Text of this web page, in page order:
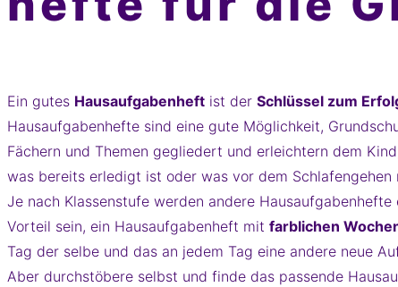
Ein gutes Hausaufgabenheft ist der Schlüssel zum
Hausaufgabenhefte sind eine gute Möglichkeit,
Fächern und Themen gegliedert und erleichtern dem
was bereits erledigt ist oder was vor dem Schlafengehen
Je nach Klassenstufe werden andere
Vorteil sein, ein Hausaufgabenheft mit farblichen
Tag der selbe und das an jedem Tag eine andere neue
Aber durchstöbere selbst und finde das passende